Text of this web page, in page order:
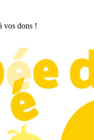
vos dons !